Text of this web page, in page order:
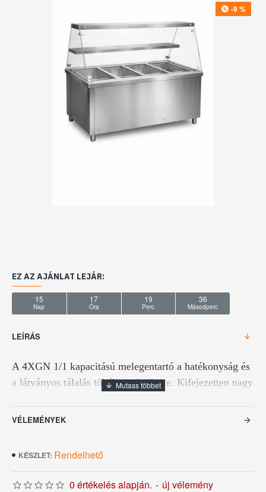
-9 %
LEÍRÁS
A 4XGN 1/1 kapacitású melegentartó a hatékonyság és
a látványos tálalás tökéletes ötvözete. Kifejezetten nagy
és büfék számára ajánlott.
Összeszerelést igényel!
Egyenes üveges felépítménnyel, rozsdamentes
VÉLEMÉNYEK
KÉSZLET: Rendelhető
0 értékelés alapján. - új vélemény
EZ AZ AJÁNLAT LEJÁR:
15
Nap
17
Óra
19
Perc
35
Másodperc